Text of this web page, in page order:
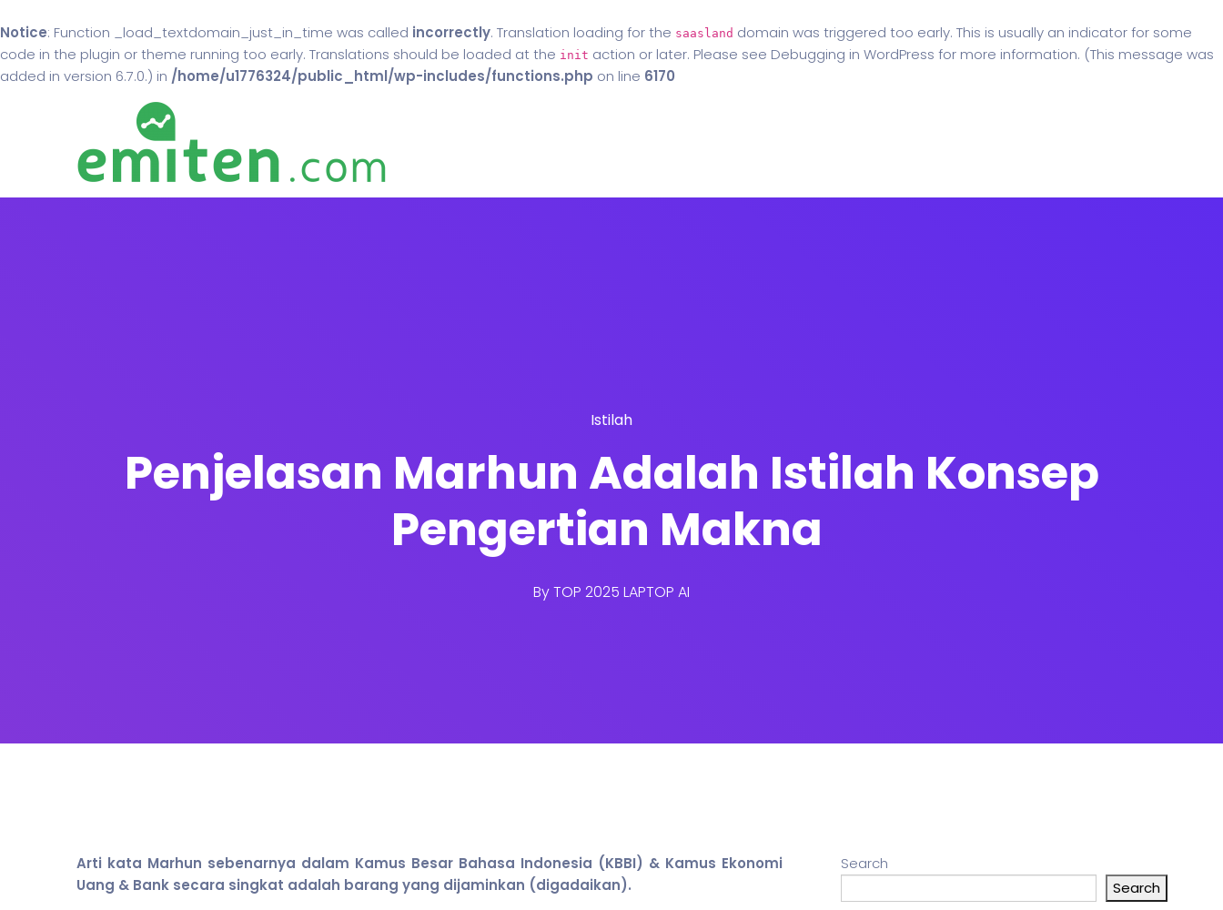
Notice: Function _load_textdomain_just_in_time was called incorrectly. Translation loading for the saasland domain was triggered too early. This is usually an indicator for some
code in the plugin or theme running too early. Translations should be loaded at the init action or later. Please see Debugging in WordPress for more information. (This message was
added in version 6.7.0.) in /home/u1776324/public_html/wp-includes/functions.php on line 6170
Istilah
Penjelasan Marhun Adalah Istilah Konsep
Pengertian Makna
ByTOP 2025 LAPTOP AI
Arti kata Marhun sebenarnya dalam Kamus Besar Bahasa Indonesia (KBBI) & Kamus Ekonomi
Uang & Bank secara singkat adalah barang yang dijaminkan (digadaikan).
Search
Search